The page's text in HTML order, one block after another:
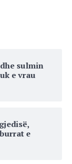
sulmin
e vrau
e